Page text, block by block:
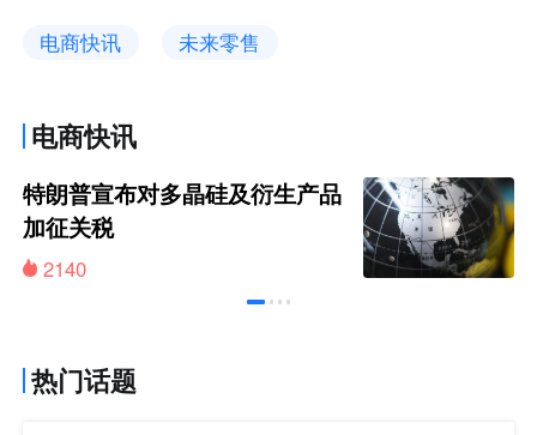
电商快讯 未来零售
电商快讯
特朗普宣布对多晶硅及衍生产品
加征关税
2140
热门话题